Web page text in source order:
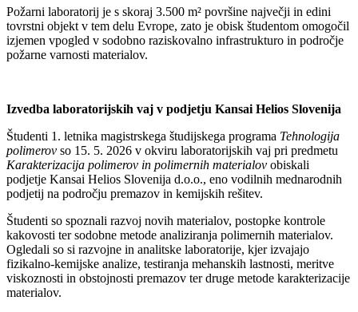
Požarni laboratorij je s skoraj 3.500 m² površine največji in edini
tovrstni objekt v tem delu Evrope, zato je obisk študentom omogočil
izjemen vpogled v sodobno raziskovalno infrastrukturo in področje
požarne varnosti materialov.
Izvedba laboratorijskih vaj v podjetju Kansai Helios Slovenija
Študenti 1. letnika magistrskega študijskega programa Tehnologija
polimerov so 15. 5. 2026 v okviru laboratorijskih vaj pri predmetu
Karakterizacija polimerov in polimernih materialov obiskali
podjetje Kansai Helios Slovenija d.o.o., eno vodilnih mednarodnih
podjetij na področju premazov in kemijskih rešitev.
Študenti so spoznali razvoj novih materialov, postopke kontrole
kakovosti ter sodobne metode analiziranja polimernih materialov.
Ogledali so si razvojne in analitske laboratorije, kjer izvajajo
fizikalno-kemijske analize, testiranja mehanskih lastnosti, meritve
viskoznosti in obstojnosti premazov ter druge metode karakterizacije
materialov.